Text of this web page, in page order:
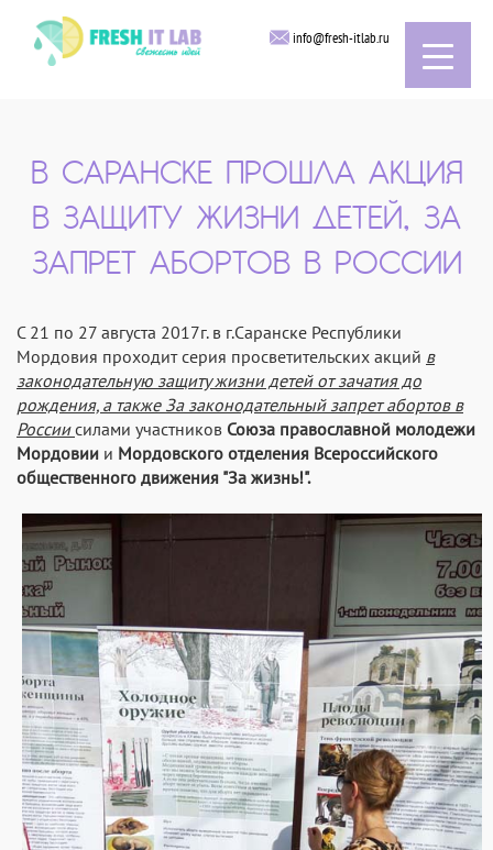
info@fresh-itlab.ru
В САРАНСКЕ ПРОШЛА АКЦИЯ
В ЗАЩИТУ ЖИЗНИ ДЕТЕЙ, ЗА
ЗАПРЕТ АБОРТОВ В РОССИИ
С 21 по 27 августа 2017г. в г.Саранске Республики
Мордовия проходит серия просветительских акций в
законодательную защиту жизни детей от зачатия до
рождения, а также За законодательный запрет абортов в
России силами участников Союза православной молодежи
Мордовии и Мордовского отделения Всероссийского
общественного движения "За жизнь!".